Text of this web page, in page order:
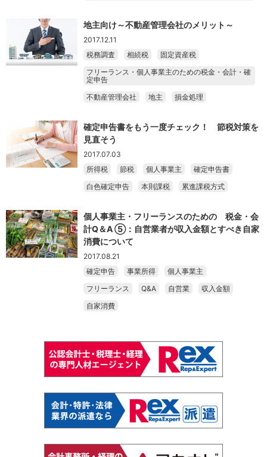
地主向け～不動産管理会社のメリット～
2017.12.11
税務調査
相続税
固定資産税
フリーランス・個人事業主のための税金・会計・確
定申告
不動産管理会社
地主 損金処理
確定申告書をもう一度チェック！ 節税対策を
見直そう
2017.07.03
所得税
節税 個人事業主
確定申告書
白色確定申告
本則課税 累進課税方式
個人事業主・フリーランスのための 税金・会
計Q＆A ⑤：自営業者が収入金額とすべき自家
消費について
2017.08.21
確定申告
事業所得
個人事業主
フリーランス
Q&A 自営業
収入金額
自家消費